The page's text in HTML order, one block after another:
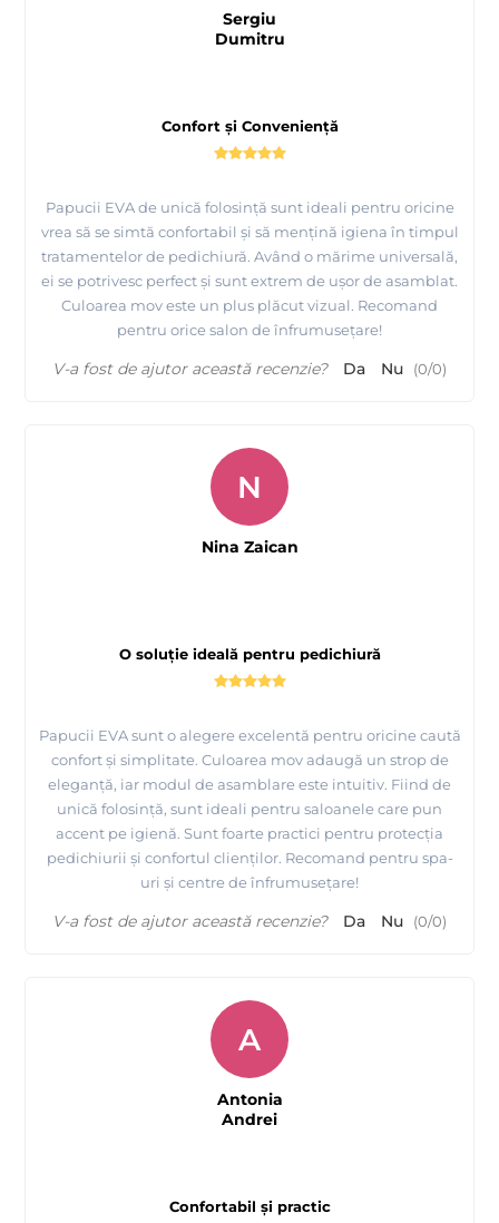
Confort și Conveniență
Papucii EVA de unică folosință sunt ideali pentru oricine
vrea să se simtă confortabil și să mențină igiena în timpul
tratamentelor de pedichiură. Având o mărime universală,
ei se potrivesc perfect și sunt extrem de ușor de asamblat.
Culoarea mov este un plus plăcut vizual. Recomand
pentru orice salon de înfrumusețare!
Sergiu
Dumitru
V-a fost de ajutor această recenzie? Da Nu (0/0)
O soluție ideală pentru pedichiură
Papucii EVA sunt o alegere excelentă pentru oricine caută
confort și simplitate. Culoarea mov adaugă un strop de
eleganță, iar modul de asamblare este intuitiv. Fiind de
unică folosință, sunt ideali pentru saloanele care pun
accent pe igienă. Sunt foarte practici pentru protecția
pedichiurii și confortul clienților. Recomand pentru spa-
uri și centre de înfrumusețare!
N
Nina Zaican
V-a fost de ajutor această recenzie? Da Nu (0/0)
Confortabil și practic
A
Antonia
Andrei